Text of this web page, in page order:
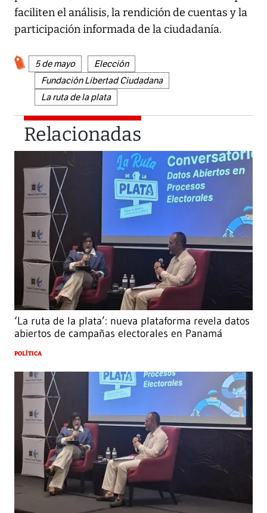
faciliten el análisis, la rendición de cuentas y la
participación informada de la ciudadanía.
5 de mayo
Elección
Fundación Libertad Ciudadana
La ruta de la plata
Relacionadas
‘La ruta de la plata’: nueva plataforma revela datos
abiertos de campañas electorales en Panamá
POLÍTICA